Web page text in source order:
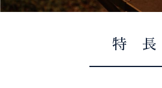
特 長